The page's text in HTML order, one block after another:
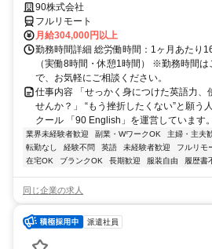
90株式会社
フルリモート
月給304,000円以上
勤務時間詳細 総労働時間：1ヶ月あたり
（実働8時間・休憩1時間） ※勤務時間
で、お気軽にご相談ください。
仕事内容 「せっかく身につけた英語力、
せんか？」 “もう挫折したくない”と願う
クール 「90 English」を運営しています
業界未経験者歓迎 副業・WワークOK 主婦・主夫
転勤なし
経験不問 英語 未経験者歓迎 フルリモ
在宅OK
ブランクOK 長期歓迎 服装自由 履歴書
同じ企業の求人
派遣社員